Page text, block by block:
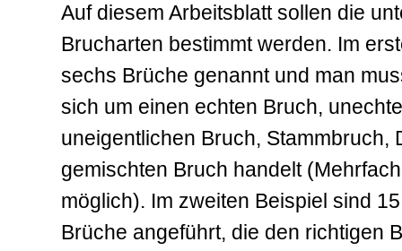
Auf diesem Arbeitsblatt sollen die
Brucharten bestimmt werden. Im
sechs Brüche genannt und man
sich um einen echten Bruch,
uneigentlichen Bruch, Stammbruch,
gemischten Bruch handelt
möglich). Im zweiten Beispiel sind
Brüche angeführt, die den richtigen